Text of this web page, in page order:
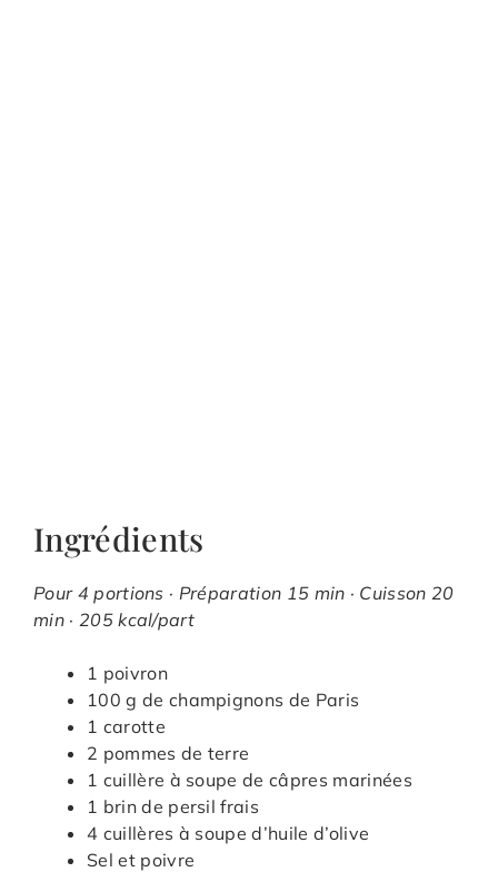
Ingrédients
Pour 4 portions · Préparation 15 min · Cuisson 20
min · 205 kcal/part
1 poivron
100 g de champignons de Paris
1 carotte
2 pommes de terre
1 cuillère à soupe de câpres marinées
1 brin de persil frais
4 cuillères à soupe d’huile d’olive
Sel et poivre